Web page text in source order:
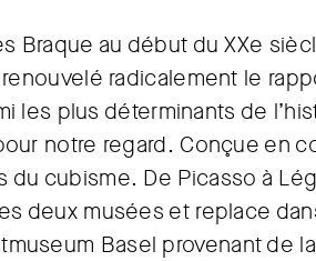
Braque au début du XXe
radicalement le
les plus déterminants de
notre regard. Conçue en
du cubisme. De Picasso à
deux musées et replace
Basel provenant de